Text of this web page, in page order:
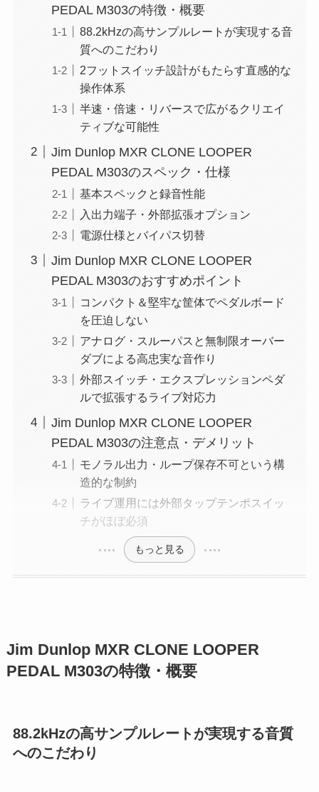
PEDAL M303の特徴・概要
88.2kHzの高サンプルレートが実現する音
質へのこだわり
2フットスイッチ設計がもたらす直感的な
操作体系
半速・倍速・リバースで広がるクリエイ
ティブな可能性
Jim Dunlop MXR CLONE LOOPER
PEDAL M303のスペック・仕様
基本スペックと録音性能
入出力端子・外部拡張オプション
電源仕様とバイパス切替
Jim Dunlop MXR CLONE LOOPER
PEDAL M303のおすすめポイント
コンパクト＆堅牢な筐体でペダルボード
を圧迫しない
アナログ・スルーパスと無制限オーバー
ダブによる高忠実な音作り
外部スイッチ・エクスプレッションペダ
ルで拡張するライブ対応力
Jim Dunlop MXR CLONE LOOPER
PEDAL M303の注意点・デメリット
モノラル出力・ループ保存不可という構
造的な制約
ライブ運用には外部タップテンポスイッ
チがほぼ必須
もっと見る
Jim Dunlop MXR CLONE LOOPER
PEDAL M303の特徴・概要
88.2kHzの高サンプルレートが実現する音質
へのこだわり